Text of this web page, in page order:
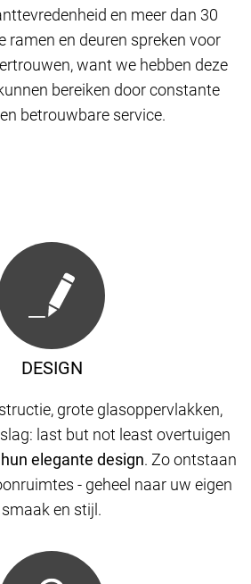
en meer dan 30
ramen en deuren spreken voor
want we hebben deze
bereiken door constante
betrouwbare service.
DESIGN
grote glasoppervlakken,
last but not least overtuigen
elegante design. Zo ontstaan
- geheel naar uw eigen
smaak en stijl.